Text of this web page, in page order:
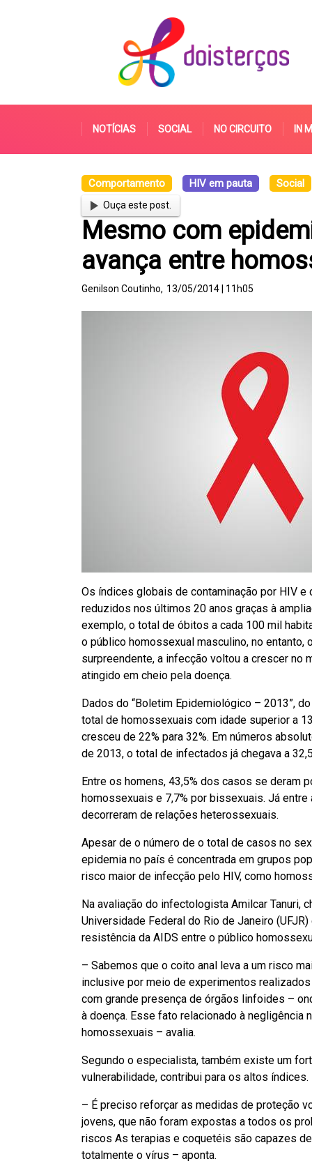
NOTÍCIAS SOCIAL NO CIRCUITO IN
Comportamento HIV em pauta Social
Ouça este post.
Mesmo com
avança entre
Genilson Coutinho, 13/05/2014 | 11h05
Os índices globais de contaminação por HIV
reduzidos nos últimos 20 anos graças à
exemplo, o total de óbitos a cada 100 mil
o público homossexual masculino, no
surpreendente, a infecção voltou a crescer
atingido em cheio pela doença.
Dados do “Boletim Epidemiológico – 2013”,
total de homossexuais com idade superior a
cresceu de 22% para 32%. Em números
de 2013, o total de infectados já chegava a
Entre os homens, 43,5% dos casos se deram
homossexuais e 7,7% por bissexuais. Já
decorreram de relações heterossexuais.
Apesar de o número de o total de casos no
epidemia no país é concentrada em grupos
risco maior de infecção pelo HIV, como
Na avaliação do infectologista Amilcar Tanuri,
Universidade Federal do Rio de Janeiro
resistência da AIDS entre o público
– Sabemos que o coito anal leva a um risco
inclusive por meio de experimentos
com grande presença de órgãos linfoides –
à doença. Esse fato relacionado à
homossexuais – avalia.
Segundo o especialista, também existe um
vulnerabilidade, contribui para os altos índices.
– É preciso reforçar as medidas de proteção
jovens, que não foram expostas a todos os
riscos As terapias e coquetéis são capazes
totalmente o vírus – aponta.